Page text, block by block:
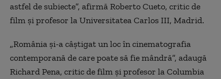
astfel de subiecte”, afirmă Roberto Cueto, critic de
film și profesor la Universitatea Carlos III, Madrid.
„România și-a câștigat un loc în cinematografia
contemporană de care poate să fie mândră”, adaugă
Richard Pena, critic de film și profesor la Columbia